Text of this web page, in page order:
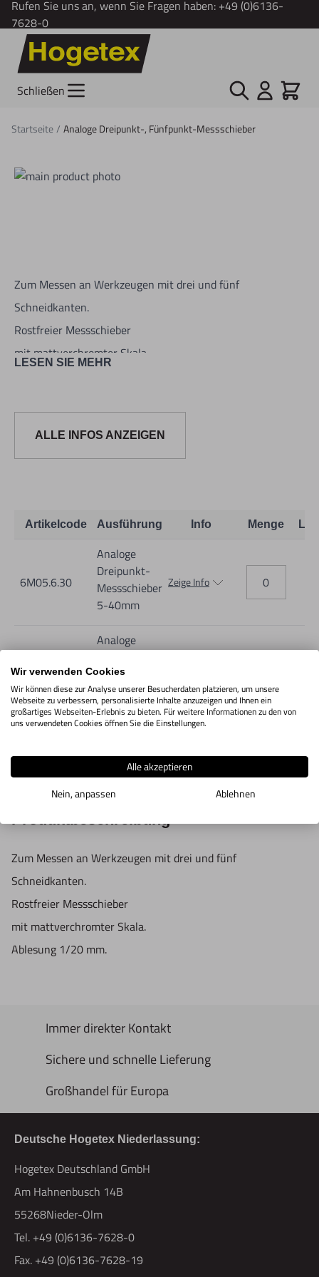
Rufen Sie uns an, wenn Sie Fragen haben: +49 (0)6136-
7628-0
Zum Inhalt springen
Schließen Suche Cart
Startseite/ Analoge Dreipunkt-, Fünfpunkt-Messschieber
Zum Messen an Werkzeugen mit drei und fünf
Schneidkanten.
Rostfreier Messschieber
mit mattverchromter Skala.
LESEN SIE MEHR
ALLE INFOS ANZEIGEN
Artikelcode Ausführung Info Menge
6M05.6.30
Analoge
Dreipunkt-
Messschieber
5-40mm
Zeige Info
6M05.6.32
Analoge
Messschieber
4-40mm
IN DEN WARENKORB
Produktbeschreibung
Zum Messen an Werkzeugen mit drei und fünf
Schneidkanten.
Rostfreier Messschieber
mit mattverchromter Skala.
Ablesung 1/20 mm.
Immer direkter Kontakt
Sichere und schnelle Lieferung
Großhandel für Europa
Deutsche Hogetex Niederlassung:
Hogetex Deutschland GmbH
Am Hahnenbusch 14B
55268Nieder-Olm
Tel. +49 (0)6136-7628-0
Fax. +49 (0)6136-7628-19
Wir verwenden Cookies
Wir können diese zur Analyse unserer Besucherdaten platzieren, um unsere
Webseite zu verbessern, personalisierte Inhalte anzuzeigen und Ihnen ein
großartiges Webseiten-Erlebnis zu bieten. Für weitere Informationen zu den von
uns verwendeten Cookies öffnen Sie die Einstellungen.
Alle akzeptieren
Nein, anpassen
Ablehnen